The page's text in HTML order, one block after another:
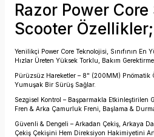
Razor Power
Scooter Özellikler;
Yenilikçi Power Core Teknolojisi, Sınıfının En
Hızlar Üreten Yüksek Torklu, Bakım
Pürüzsüz Hareketler – 8" (200MM) Pnömatik
Yumuşak Bir Sürüş Sağlar.
Sezgisel Kontrol – Başparmakla Etkinleştirilen
Fren & Arka Çamurluk Freni, Başlama &
Güvenli & Dengeli – Arkadan Çekiş, Arkaya
Çekiş Çekişini Hem Direksiyon Hakimiyetini